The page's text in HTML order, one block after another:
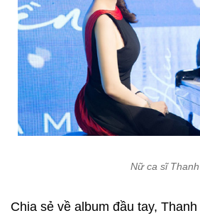
Nữ ca sĩ
Chia sẻ về album đầu tay,